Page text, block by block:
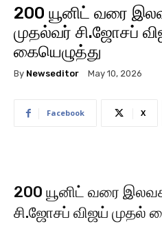
200 யூனிட் வரை
முதல்வர் சி.ஜோசப்
கையெழுத்து
By Newseditor May 10, 2026
Facebook X
200 யூனிட் வரை
சி.ஜோசப் விஜய் முதல்